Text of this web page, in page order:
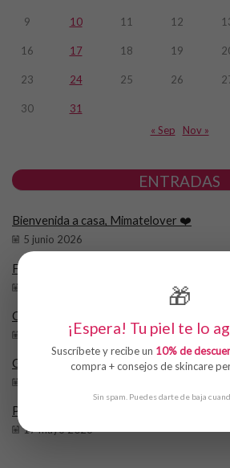
9 10 11 12
16 17 18 19
23 24 25 26
30
31
« Sep
Nov »
ENTRADAS
Bienvenida a casa, Mimatelover ❤️
5 junio 2026
Filtros Solares (SPF)
Centella Asiática
17 mayo 2026
Glicerina
Péptidos
17 mayo 2026
🎁
¡Espera! Tu piel te lo
Suscríbete y recibe un 10% de
compra + consejos de skincare
Sin spam. Puedes darte de baja